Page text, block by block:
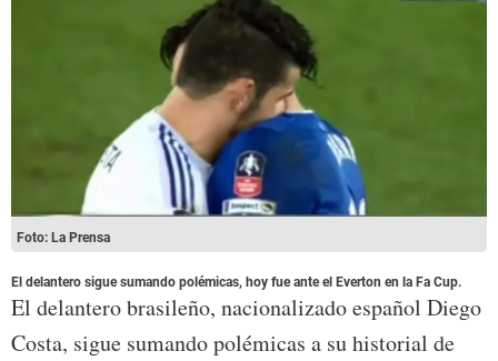
Foto: La Prensa
El delantero sigue sumando polémicas, hoy fue ante el Everton en la Fa Cup.
El delantero brasileño, nacionalizado español Diego
Costa, sigue sumando polémicas a su historial de